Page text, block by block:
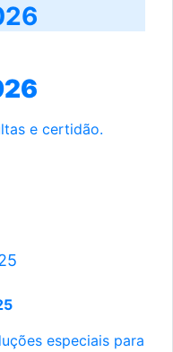
e certidão.
especiais para